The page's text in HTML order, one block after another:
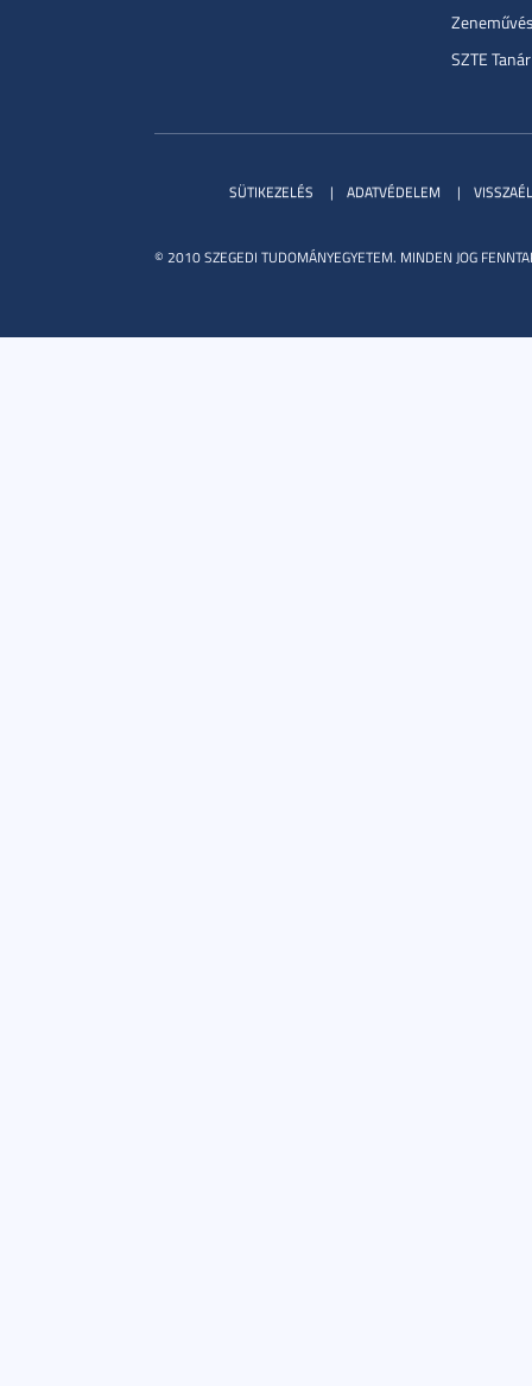
SZTE
© 2010 SZEGEDI TUDOMÁNYEGYETEM. MINDEN JOG
SÜTIKEZELÉS ADATVÉDELEM